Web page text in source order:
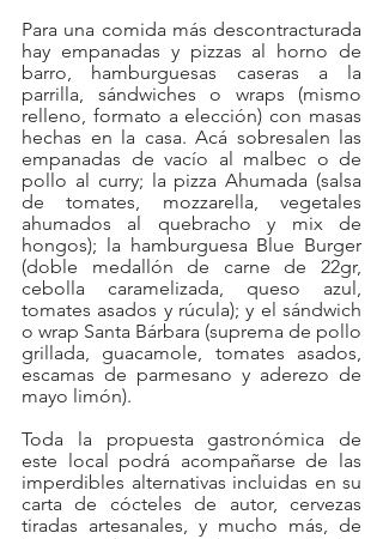
Para una comida más descontracturada
hay empanadas y pizzas al horno de
barro, hamburguesas caseras a la
parrilla, sándwiches o wraps (mismo
relleno, formato a elección) con masas
hechas en la casa. Acá sobresalen las
empanadas de vacío al malbec o de
pollo al curry; la pizza Ahumada (salsa
de tomates, mozzarella, vegetales
ahumados al quebracho y mix de
hongos); la hamburguesa Blue Burger
(doble medallón de carne de 22gr,
cebolla caramelizada, queso azul,
tomates asados y rúcula); y el sándwich
o wrap Santa Bárbara (suprema de pollo
grillada, guacamole, tomates asados,
escamas de parmesano y aderezo de
mayo limón).
Toda la propuesta gastronómica de
este local podrá acompañarse de las
imperdibles alternativas incluidas en su
carta de cócteles de autor, cervezas
tiradas artesanales, y mucho más, de